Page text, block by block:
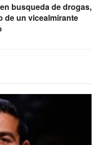
busqueda de drogas,
de un vicealmirante